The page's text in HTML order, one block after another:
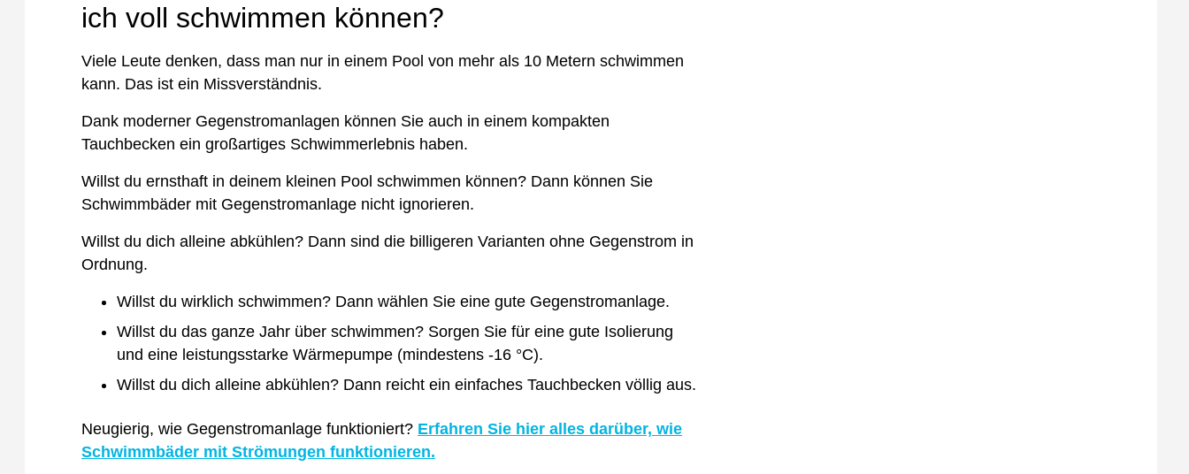
ich voll schwimmen können?
Viele Leute denken, dass man nur in einem Pool von mehr als 10 Metern schwimmen
kann. Das ist ein Missverständnis.
Dank moderner Gegenstromanlagen können Sie auch in einem kompakten
Tauchbecken ein großartiges Schwimmerlebnis haben.
Willst du ernsthaft in deinem kleinen Pool schwimmen können? Dann können Sie
Schwimmbäder mit Gegenstromanlage nicht ignorieren.
Willst du dich alleine abkühlen? Dann sind die billigeren Varianten ohne Gegenstrom in
Ordnung.
Willst du wirklich schwimmen? Dann wählen Sie eine gute Gegenstromanlage.
Willst du das ganze Jahr über schwimmen? Sorgen Sie für eine gute Isolierung
und eine leistungsstarke Wärmepumpe (mindestens -16 °C).
Willst du dich alleine abkühlen? Dann reicht ein einfaches Tauchbecken völlig aus.
Neugierig, wie Gegenstromanlage funktioniert? Erfahren Sie hier alles darüber, wie
Schwimmbäder mit Strömungen funktionieren.